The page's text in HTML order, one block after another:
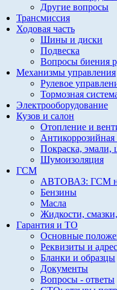
Другие вопросы
Трансмиссия
Ходовая часть
Шины и диски
Подвеска
Вопросы биения
Механизмы управления
Рулевое
Тормозная
Электрооборудование
Кузов и салон
Отопление и
Антикоррозийная
Покраска, эмали,
Шумоизоляция
ГСМ
АВТОВАЗ: ГСМ
Бензины
Масла
Жидкости,
Гарантия и ТО
Основные
Реквизиты и
Бланки и образцы
Документы
Вопросы - ответы